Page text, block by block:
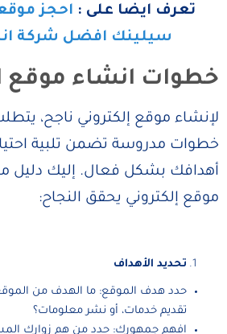
تعرف ايضا على : احجز
سيلينك افضل شركة
خطوات انشاء موقع
لإنشاء موقع إلكتروني ناجح، يتطلب
خطوات مدروسة تضمن تلبية
أهدافك بشكل فعال. إليك
موقع إلكتروني يحقق النجاح:
تحديد الأهداف
حدد هدف الموقع: ما الهدف من
تقديم خدمات، أو نشر معلومات؟
افهم جمهورك: حدد من هم زوارك